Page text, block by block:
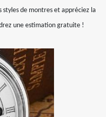
styles de montres et appréciez la
une estimation gratuite !